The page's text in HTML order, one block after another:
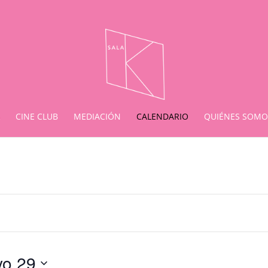
CINE CLUB MEDIACIÓN CALENDARIO QUIÉNES
29